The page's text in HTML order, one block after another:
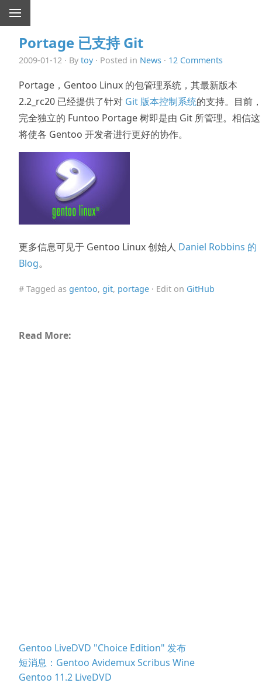
Portage 已支持 Git
2009-01-12 · By toy· Posted in News · 12 Comments
Portage，Gentoo Linux 的包管理系统，其最新版本
2.2_rc20 已经提供了针对 Git 版本控制系统的支持。目前，
完全独立的 Funtoo Portage 树即是由 Git 所管理。相信这
将使各 Gentoo 开发者进行更好的协作。
更多信息可见于 Gentoo Linux 创始人 Daniel Robbins 的
Blog。
# Tagged as gentoo, git, portage · Edit on GitHub
Read More:
Gentoo LiveDVD "Choice Edition" 发布
短消息：Gentoo Avidemux Scribus Wine
Gentoo 11.2 LiveDVD